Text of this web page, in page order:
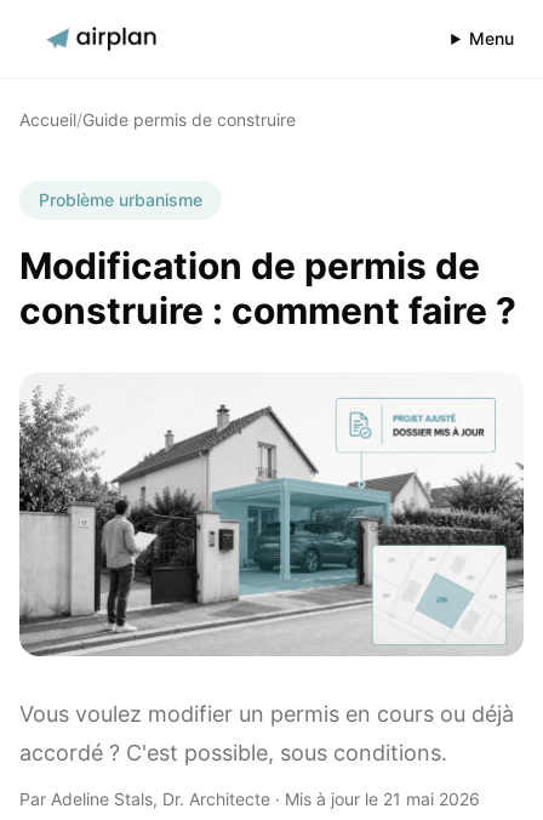
Menu
Accueil/Guide permis de construire
Problème urbanisme
Modification de permis de
construire : comment faire ?
Vous voulez modifier un permis en cours ou déjà
accordé ? C'est possible, sous conditions.
Par Adeline Stals, Dr. Architecte · Mis à jour le 21 mai 2026